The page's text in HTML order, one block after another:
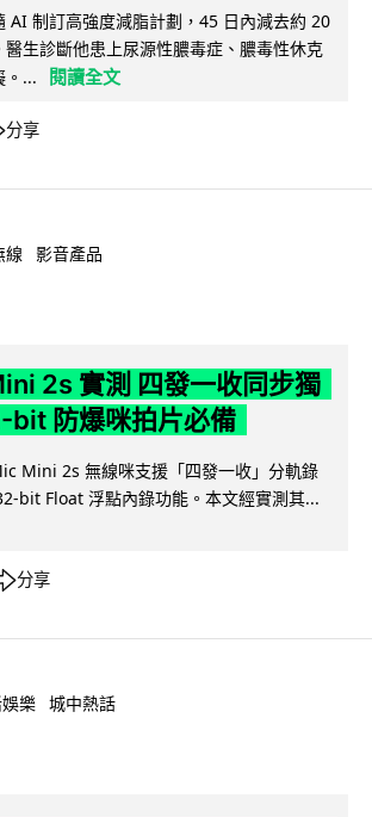
AI 制訂高強度減脂計劃，45 日內減去約 20
醫生診斷他患上尿源性膿毒症、膿毒性休克
。...
閱讀全文
分享
線 影音產品
2s 實測 四發一收同步獨
bit 防爆咪拍片必備
Mini 2s 無線咪支援「四發一收」分軌錄
bit Float 浮點內錄功能。本文經實測其...
分享
樂 城中熱話